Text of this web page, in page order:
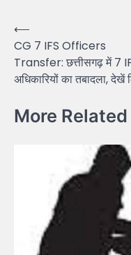
Post
navigation
⟵
CG 7 IFS Officers
Transfer: छत्तीसगढ़ में 7
अधिकारियों का तबादला, देखें
More